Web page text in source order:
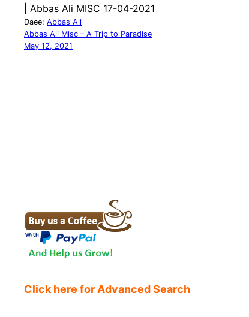
| Abbas Ali MISC 17-04-2021
Daee: Abbas Ali
Abbas Ali Misc – A Trip to Paradise
May 12, 2021
Click here for Advanced Search